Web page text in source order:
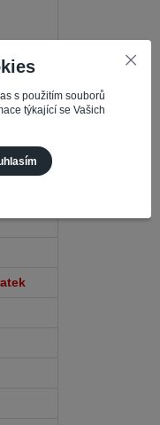
s použitím souborů
týkající se Vašich